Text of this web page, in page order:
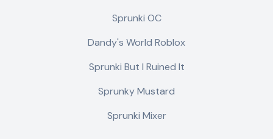
Sprunki OC
Dandy's World Roblox
Sprunki But I Ruined It
Sprunky Mustard
Sprunki Mixer